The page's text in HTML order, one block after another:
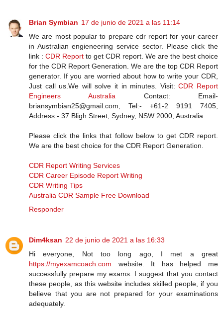
Brian Symbian 17 de junio de 2021 a las 11:14
We are most popular to prepare cdr report for your career
in Australian engieneering service sector. Please click the
link : CDR Report to get CDR report. We are the best choice
for the CDR Report Generation. We are the top CDR Report
generator. If you are worried about how to write your CDR,
Just call us.We will solve it in minutes. Visit:CDR Report
Engineers Australia Contact: Email-
briansymbian25@gmail.com, Tel:- +61-2 9191 7405,
Address:- 37 Bligh Street, Sydney, NSW 2000, Australia
Please click the links that follow below to get CDR report.
We are the best choice for the CDR Report Generation.
CDR Report Writing Services
CDR Career Episode Report Writing
CDR Writing Tips
Australia CDR Sample Free Download
Responder
Dim4ksan 22 de junio de 2021 a las 16:33
Hi everyone, Not too long ago, I met a great
https://myexamcoach.com website. It has helped me
successfully prepare my exams. I suggest that you contact
these people, as this website includes skilled people, if you
believe that you are not prepared for your examinations
adequately.